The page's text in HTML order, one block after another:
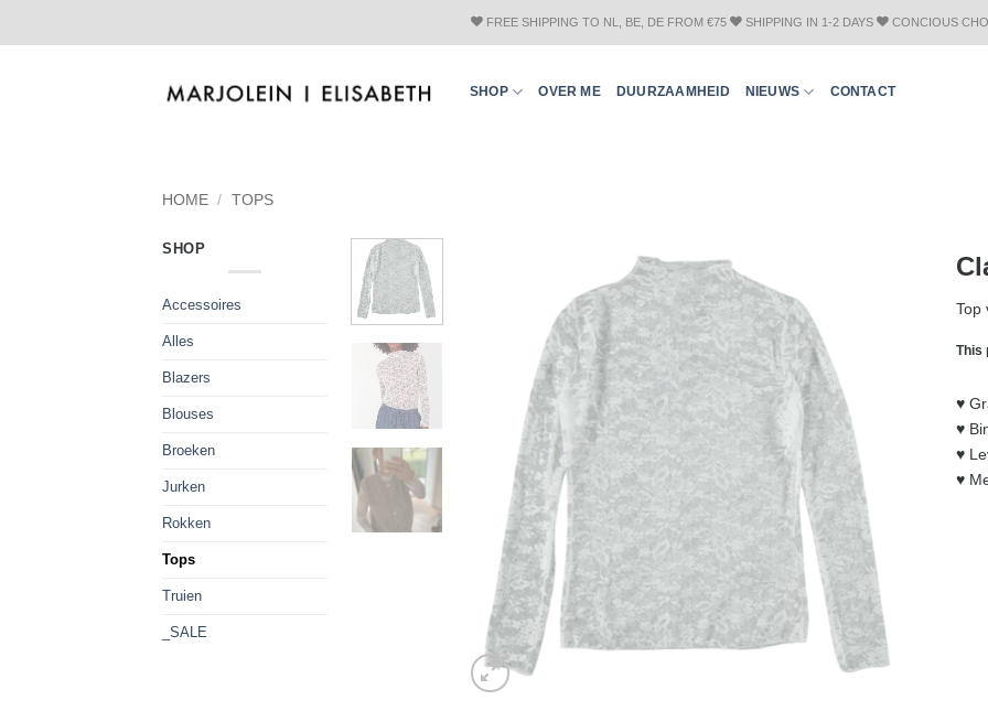
FREE SHIPPING TO NL, BE, DE FROM €75 SHIPPING IN 1-2 DAYS CONCIOUS
SHOP OVER ME DUURZAAMHEID NIEUWS CONTACT
HOME / TOPS
SHOP
Accessoires
Alles
Blazers
Blouses
Broeken
Jurken
Rokken
Tops
Truien
_SALE
Top
This
♥︎
♥︎
♥︎
♥︎